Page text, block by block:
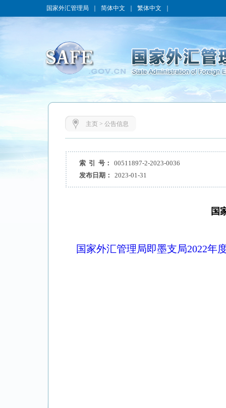
国家外汇管理局 简体中文 繁体中文
主页> 公告信息
索 引 号：
00511897-2-2023-0036
发布日期：
2023-01-31
国
国家外汇管理局即墨支局2022年